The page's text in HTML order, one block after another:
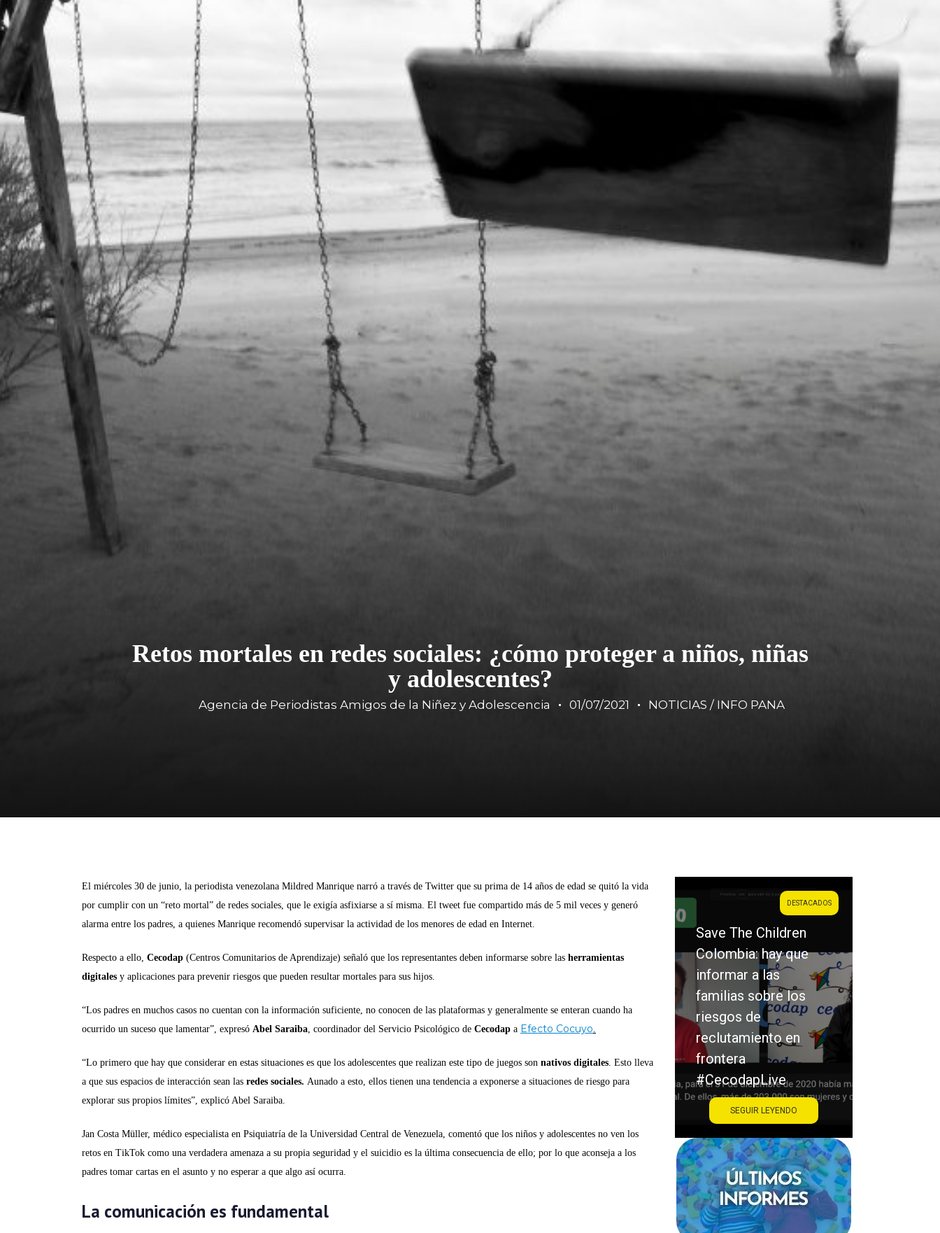
Retos mortales en redes sociales: ¿cómo proteger a niños, niñas
y adolescentes?
Agencia de Periodistas Amigos de la Niñez y Adolescencia 01/07/2021 NOTICIAS / INFO PANA
El miércoles 30 de junio, la periodista venezolana Mildred Manrique narró a través de Twitter que su prima de 14 años de edad se quitó la vida
por cumplir con un “reto mortal” de redes sociales, que le exigía asfixiarse a sí misma. El tweet fue compartido más de 5 mil veces y generó
alarma entre los padres, a quienes Manrique recomendó supervisar la actividad de los menores de edad en Internet.
Respecto a ello, Cecodap (Centros Comunitarios de Aprendizaje) señaló que los representantes deben informarse sobre las herramientas
digitales y aplicaciones para prevenir riesgos que pueden resultar mortales para sus hijos.
“Los padres en muchos casos no cuentan con la información suficiente, no conocen de las plataformas y generalmente se enteran cuando ha
ocurrido un suceso que lamentar”, expresó Abel Saraiba , coordinador del Servicio Psicológico de Cecodap a Efecto Cocuyo
“Lo primero que hay que considerar en estas situaciones es que los adolescentes que realizan este tipo de juegos son nativos digitales . Esto lleva
a que sus espacios de interacción sean las redes sociales. Aunado a esto, ellos tienen una tendencia a exponerse a situaciones de riesgo para
explorar sus propios límites”, explicó Abel Saraiba.
Jan Costa Müller, médico especialista en Psiquiatría de la Universidad Central de Venezuela, comentó que los niños y adolescentes no ven los
retos en TikTok como una verdadera amenaza a su propia seguridad y el suicidio es la última consecuencia de ello; por lo que aconseja a los
padres tomar cartas en el asunto y no esperar a que algo así ocurra.
La comunicación es fundamental
DESTACADOS
Save The Children
Colombia: hay que
informar a las
familias sobre los
riesgos de
reclutamiento en
frontera
#CecodapLive
SEGUIR LEYENDO